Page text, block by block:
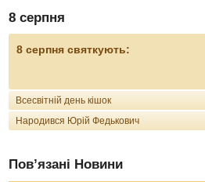
8 серпня
8 серпня святкують:
Всесвітній день кішок
Народився Юрій Федькович
Пов’язані Новини